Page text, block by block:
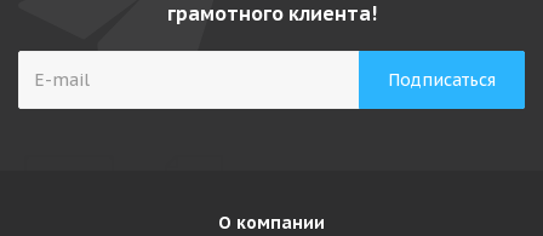
грамотного клиента!
О компании